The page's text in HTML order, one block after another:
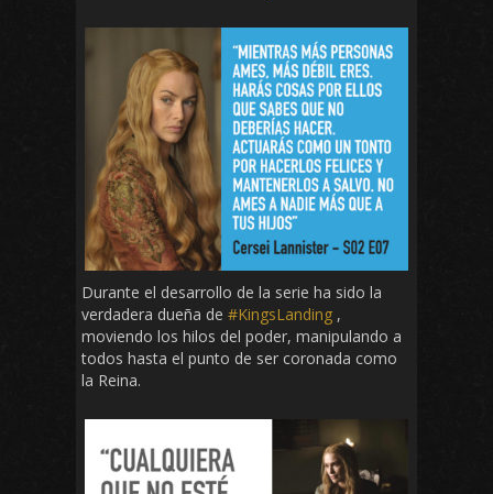
Durante el desarrollo de la serie ha sido la
verdadera dueña de #KingsLanding ,
moviendo los hilos del poder, manipulando a
todos hasta el punto de ser coronada como
la Reina.